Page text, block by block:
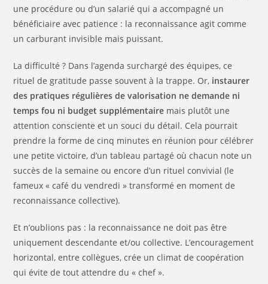
une procédure ou d’un salarié qui a accompagné un
bénéficiaire avec patience : la reconnaissance agit comme
un carburant invisible mais puissant.
La difficulté ? Dans l’agenda surchargé des équipes, ce
rituel de gratitude passe souvent à la trappe. Or, instaurer
des pratiques régulières de valorisation ne demande ni
temps fou ni budget supplémentaire mais plutôt une
attention consciente et un souci du détail. Cela pourrait
prendre la forme de cinq minutes en réunion pour célébrer
une petite victoire, d’un tableau partagé où chacun note un
succès de la semaine ou encore d’un rituel convivial (le
fameux « café du vendredi » transformé en moment de
reconnaissance collective).
Et n’oublions pas : la reconnaissance ne doit pas être
uniquement descendante et/ou collective. L’encouragement
horizontal, entre collègues, crée un climat de coopération
qui évite de tout attendre du « chef ».